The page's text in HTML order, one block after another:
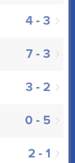
4 - 3
7 - 3
3 - 2
0 - 5
2 - 1